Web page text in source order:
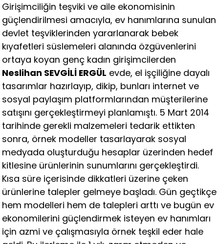
Girişimciliğin teşviki ve aile ekonomisinin
güçlendirilmesi amacıyla, ev hanımlarına sunulan
devlet teşviklerinden yararlanarak bebek
kıyafetleri süslemeleri alanında özgüvenlerini
ortaya koyan genç kadın girişimcilerden
Neslihan SEVGİLİ ERGÜL evde, el işçiliğine dayalı
tasarımlar hazırlayıp, dikip, bunları internet ve
sosyal paylaşım platformlarından müşterilerine
satışını gerçekleştirmeyi planlamıştı. 5 Mart 2014
tarihinde gerekli malzemeleri tedarik ettikten
sonra, örnek modeller tasarlayarak sosyal
medyada oluşturduğu hesaplar üzerinden hedef
kitlesine ürünlerinin sunumlarını gerçekleştirdi.
Kısa süre içerisinde dikkatleri üzerine çeken
ürünlerine talepler gelmeye başladı. Gün geçtikçe
hem modelleri hem de talepleri arttı ve bugün ev
ekonomilerini güçlendirmek isteyen ev hanımları
için azmi ve çalışmasıyla örnek teşkil eder hale